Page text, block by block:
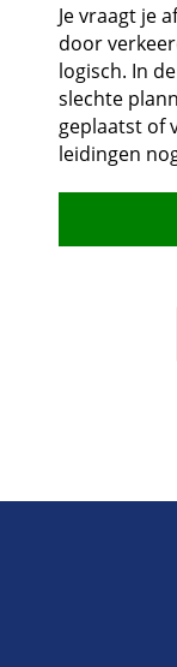
Je vraagt je
door
logisch.​ In
slechte
geplaatst of
leidingen